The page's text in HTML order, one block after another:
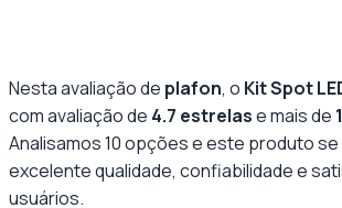
Nesta avaliação de plafon, o Kit Spot
com avaliação de 4.7 estrelase mais de
Analisamos10opções e este produto se
excelente qualidade, confiabilidade e
usuários.